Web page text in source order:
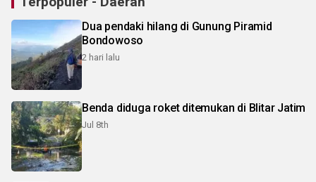
Dua pendaki hilang di Gunung Piramid
Bondowoso
2 hari lalu
Benda diduga roket ditemukan di Blitar Jatim
Jul 8th